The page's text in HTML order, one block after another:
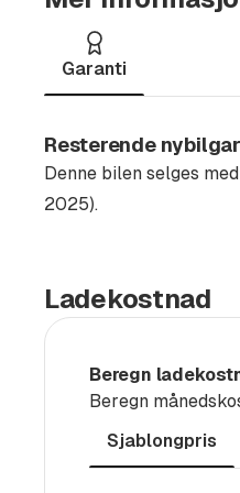
Radio DAB+
Lys og
Proaktiv
USB-C kontakt
Automatisk
Isofix
Rear Traffic
Vi garanterer at du
Garanti
Resterende
Denne bilen selges
2025).
Ladekostnad
Beregn
Beregn
Sjablongpris